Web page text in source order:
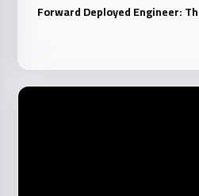
Forward Deployed Engineer: